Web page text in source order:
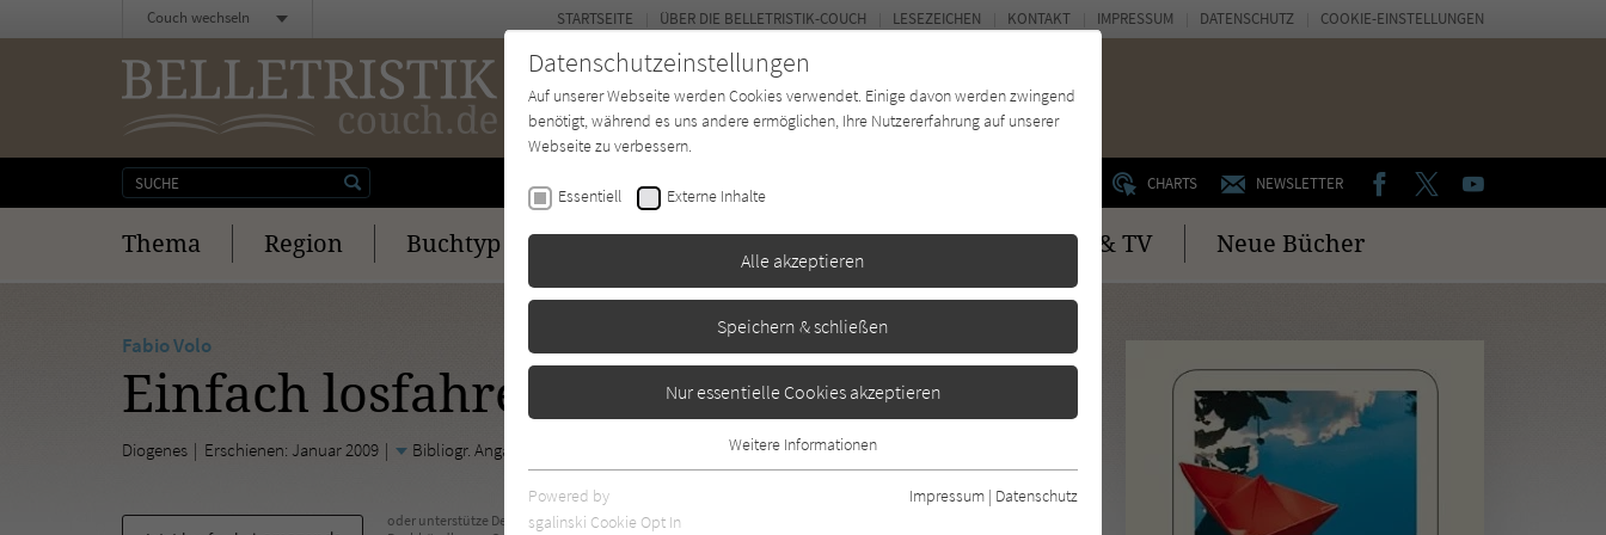
CHARTS NEWSLETTER FACEBOOKTWITTERYOUTUBE
Thema Region Buchtyp Autor*in Verlage Magazin Kino & TV Neue Bücher
STARTSEITE ÜBER DIE BELLETRISTIK-COUCH LESEZEICHEN KONTAKT IMPRESSUM DATENSCHUTZ COOKIE-EINSTELLUNGEN
Couch wechseln
Fabio Volo
Einfach losfahren
Diogenes Erschienen: Januar 2009 Bibliogr. Angaben
oder unterstütze Deinen
Datenschutzeinstellungen
Auf unserer Webseite werden Cookies verwendet. Einige davon werden zwingend
benötigt, während es uns andere ermöglichen, Ihre Nutzererfahrung auf unserer
Webseite zu verbessern.
Essentiell Externe Inhalte
Alle akzeptieren
Speichern & schließen
Nur essentielle Cookies akzeptieren
Essentielle Cookies werden für grundlegende Funktionen der Webseite
benötigt. Dadurch ist gewährleistet, dass die Webseite einwandfrei
Weitere Informationen
Powered by
sgalinski Cookie Opt In
Impressum | Datenschutz